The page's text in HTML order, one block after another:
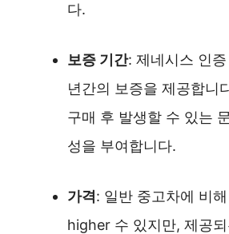
다.
보증 기간: 제네시스 인
년간의 보증을 제공합니
구매 후 발생할 수 있는
성을 부여합니다.
가격 : 일반 중고차에 비
higher 수 있지만, 제공